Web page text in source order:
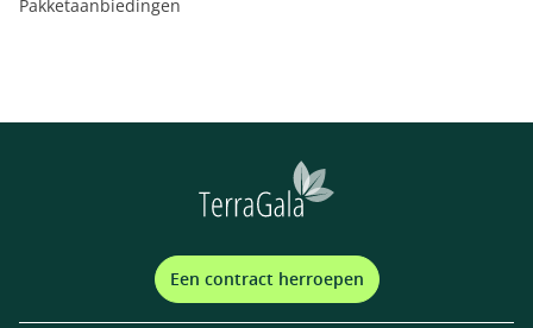
Pakketaanbiedingen
Een contract herroepen